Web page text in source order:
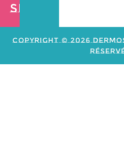
Shop
Copyright © 2026